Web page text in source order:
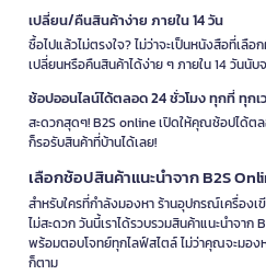
เปลี่ยน/คืนสินค้าง่าย ภายใน 14 วัน
ซื้อไปแล้วไม่ตรงใจ? ไม่ว่าจะเป็นหนังสือที่เ
เปลี่ยนหรือคืนสินค้าได้ง่าย ๆ ภายใน 14 วันนับ
ช้อปออนไลน์ได้ตลอด 24 ชั่วโมง ทุกที่ ทุกเ
สะดวกสุดๆ! B2S online เปิดให้คุณช้อปได้ต
ก็รอรับสินค้าที่บ้านได้เลย!
เลือกช้อปสินค้าแนะนำจาก B2S
สำหรับใครที่กำลังมองหา ร้านอุปกรณ์เครื่องเ
ไม่สะดวก วันนี้เราได้รวบรวมสินค้าแนะนำจา
พร้อมตอบโจทย์ทุกไลฟ์สไตล์ ไม่ว่าคุณจะมอง
ก็ตาม